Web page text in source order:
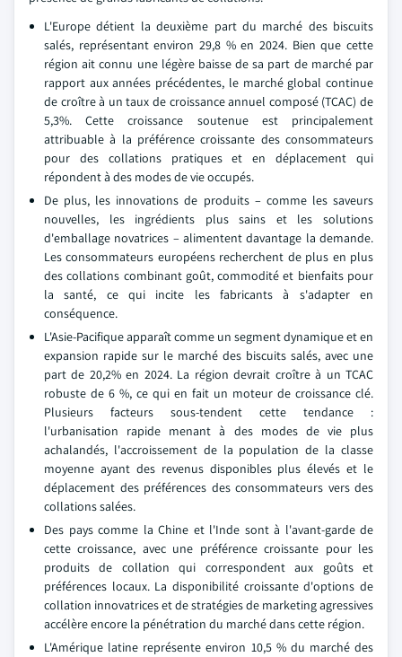
L'Europe détient la deuxième part du marché des biscuits
salés, représentant environ 29,8 % en 2024. Bien que cette
région ait connu une légère baisse de sa part de marché par
rapport aux années précédentes, le marché global continue
de croître à un taux de croissance annuel composé (TCAC) de
5,3%. Cette croissance soutenue est principalement
attribuable à la préférence croissante des consommateurs
pour des collations pratiques et en déplacement qui
répondent à des modes de vie occupés.
De plus, les innovations de produits – comme les saveurs
nouvelles, les ingrédients plus sains et les solutions
d'emballage novatrices – alimentent davantage la demande.
Les consommateurs européens recherchent de plus en plus
des collations combinant goût, commodité et bienfaits pour
la santé, ce qui incite les fabricants à s'adapter en
conséquence.
L'Asie-Pacifique apparaît comme un segment dynamique et en
expansion rapide sur le marché des biscuits salés, avec une
part de 20,2% en 2024. La région devrait croître à un TCAC
robuste de 6 %, ce qui en fait un moteur de croissance clé.
Plusieurs facteurs sous-tendent cette tendance :
l'urbanisation rapide menant à des modes de vie plus
achalandés, l'accroissement de la population de la classe
moyenne ayant des revenus disponibles plus élevés et le
déplacement des préférences des consommateurs vers des
collations salées.
Des pays comme la Chine et l'Inde sont à l'avant-garde de
cette croissance, avec une préférence croissante pour les
produits de collation qui correspondent aux goûts et
préférences locaux. La disponibilité croissante d'options de
collation innovatrices et de stratégies de marketing agressives
accélère encore la pénétration du marché dans cette région.
L'Amérique latine représente environ 10,5 % du marché des